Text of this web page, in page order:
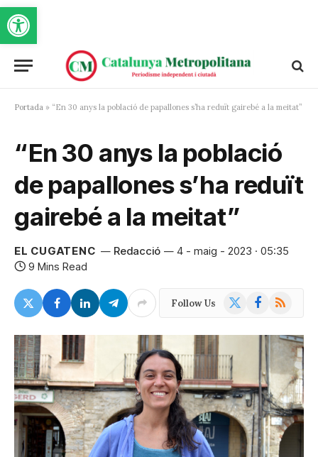
Obre la barra d'eines
Portada » “En 30 anys la població de papallones s’ha reduït gairebé a la meitat”
“En 30 anys la població
de papallones s’ha reduït
gairebé a la meitat”
EL CUGATENC Redacció
4 - maig - 2023 · 05:35
9 Mins Read
Follow Us Facebook
RSS